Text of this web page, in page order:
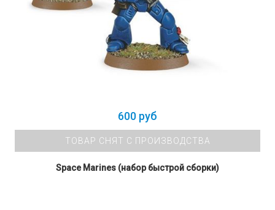
600 руб
ТОВАР СНЯТ С ПРОИЗВОДСТВА
Space Marines (набор быстрой сборки)